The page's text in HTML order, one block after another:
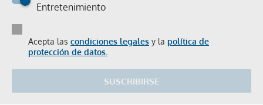
Entretenimiento
Acepta las condiciones legales y la política de
protección de datos.
SUSCRIBIRSE